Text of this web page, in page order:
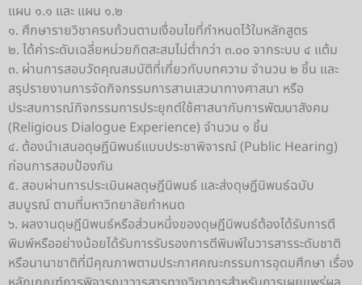
แผน ๑.๑ และ แผน ๑.๒
๑. ศึกษารายวิชาครบถ้วนตามเงื่อนไขที่กำหนดไว้ในหลักสูตร
๒. ได้ค่าระดับเฉลี่ยหน่วยกิตสะสมไม่ต่ำกว่า ๓.๐๐ จากระบบ ๔ แต้ม
๓. ผ่านการสอบวัดคุณสมบัติที่เกี่ยวกับบทความ จำนวน ๒ ชิ้น และ
สรุปรายงานการจัดกิจกรรมการสานเสวนาทางศาสนา หรือ
ประสบการณ์กิจกรรมการประยุกต์ใช้ศาสนากับการพัฒนาสังคม
(Religious Dialogue Experience) จำนวน ๑ ชิ้น
๔. ต้องนำเสนอดุษฎีนิพนธ์แบบประชาพิจารณ์ (Public Hearing)
ก่อนการสอบป้องกัน
๕. สอบผ่านการประเมินผลดุษฎีนิพนธ์ และส่งดุษฎีนิพนธ์ฉบับ
สมบูรณ์ ตามที่มหาวิทยาลัยกำหนด
๖. ผลงานดุษฎีนิพนธ์หรือส่วนหนึ่งของดุษฎีนิพนธ์ต้องได้รับการตี
พิมพ์หรืออย่างน้อยได้รับการรับรองการตีพิมพ์ในวารสารระดับชาติ
หรือนานาชาติที่มีคุณภาพตามประกาศคณะกรรมการอุดมศึกษา เรื่อง